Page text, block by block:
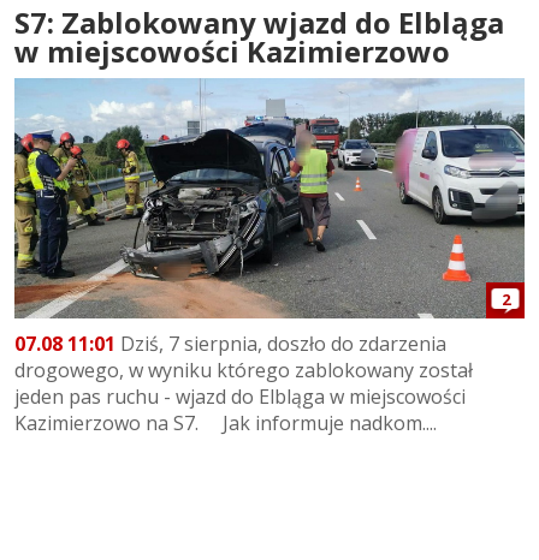
S7: Zablokowany wjazd do Elbląga
w miejscowości Kazimierzowo
2
07.08 11:01 Dziś, 7 sierpnia, doszło do zdarzenia
drogowego, w wyniku którego zablokowany został
jeden pas ruchu - wjazd do Elbląga w miejscowości
Kazimierzowo na S7. Jak informuje nadkom....